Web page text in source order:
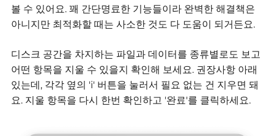
볼 수 있어요. 꽤 간단명료한 기능들이라 완벽한 해결책은
아니지만 최적화할 때는 사소한 것도 다 도움이 되거든요.
디스크 공간을 차지하는 파일과 데이터를 종류별로도 보고
어떤 항목을 지울 수 있을지 확인해 보세요. 권장사항 아래
있는데, 각각 옆의 'i' 버튼을 눌러서 필요 없는 건 지우면 돼
요. 지울 항목을 다시 한번 확인하고 '완료'를 클릭하세요.